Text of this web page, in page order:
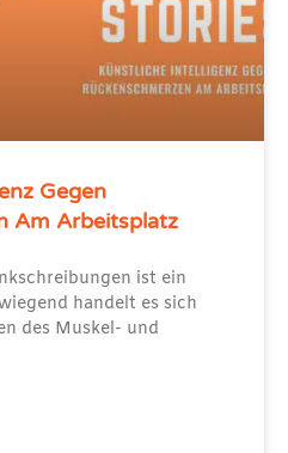
Gegen
Am Arbeitsplatz
ist ein
handelt es sich
des Muskel- und